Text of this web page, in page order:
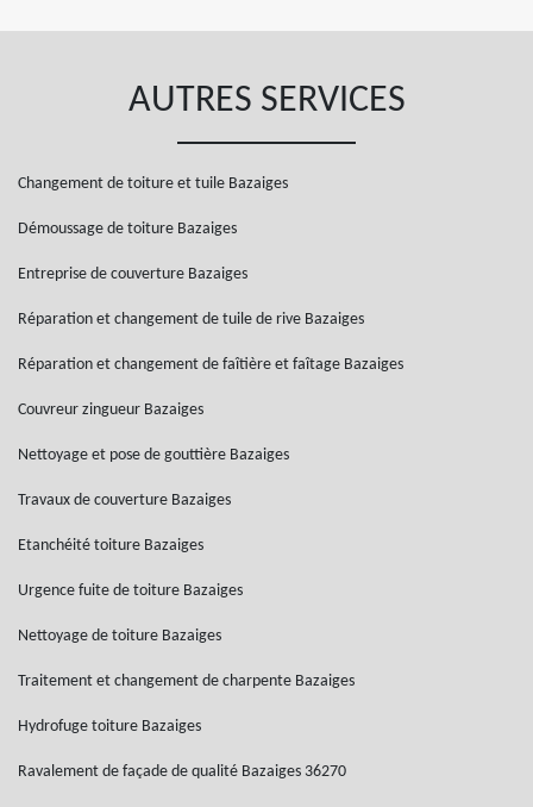
AUTRES SERVICES
Changement de toiture et tuile Bazaiges
Démoussage de toiture Bazaiges
Entreprise de couverture Bazaiges
Réparation et changement de tuile de rive Bazaiges
Réparation et changement de faîtière et faîtage Bazaiges
Couvreur zingueur Bazaiges
Nettoyage et pose de gouttière Bazaiges
Travaux de couverture Bazaiges
Etanchéité toiture Bazaiges
Urgence fuite de toiture Bazaiges
Nettoyage de toiture Bazaiges
Traitement et changement de charpente Bazaiges
Hydrofuge toiture Bazaiges
Ravalement de façade de qualité Bazaiges 36270